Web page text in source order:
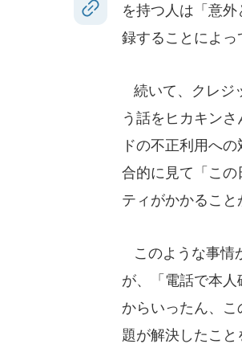
を持つ人は「意
録することによっ
続いて、クレジ
う話をヒカキン
ドの不正利用へ
合的に見て「この
ティがかかること
このような事情
が、「電話で本
からいったん、
題が解決したこ